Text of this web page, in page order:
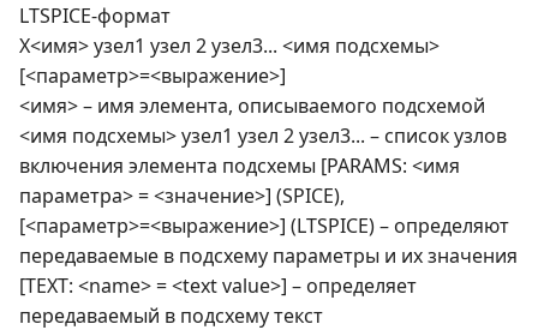
LTSPICE-формат
X<имя> узел1 узел 2 узел3... <имя подсхемы>
[<параметр>=<выражение>]
<имя> – имя элемента, описываемого подсхемой
<имя подсхемы> узел1 узел 2 узел3... – список узлов
включения элемента подсхемы [PARAMS: <имя
параметра> = <значение>] (SPICE),
[<параметр>=<выражение>] (LTSPICE) – определяют
передаваемые в подсхему параметры и их значения
[TEXT: <name> = <text value>] – определяет
передаваемый в подсхему текст